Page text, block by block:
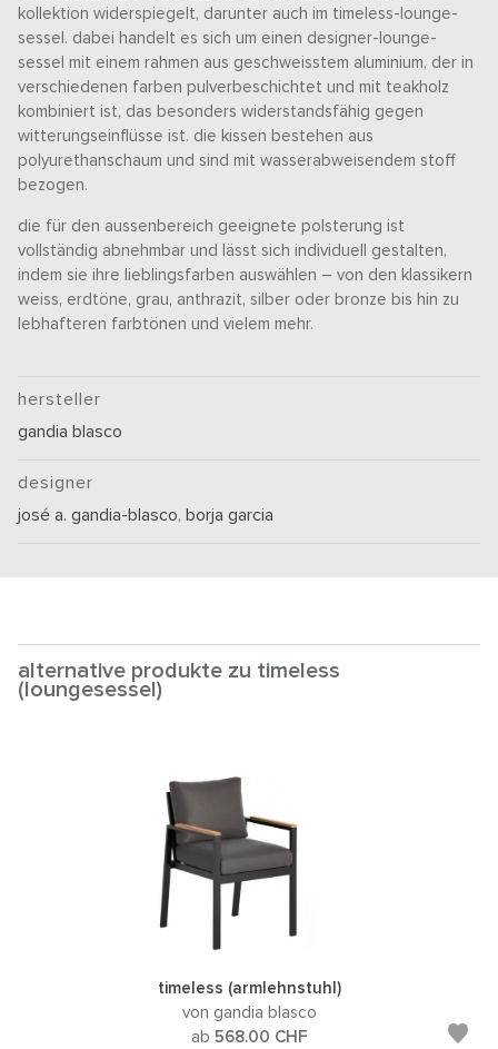
kollektion widerspiegelt, darunter auch im timeless-lounge-
sessel. dabei handelt es sich um einen designer-lounge-
sessel mit einem rahmen aus geschweisstem aluminium, der in
verschiedenen farben pulverbeschichtet und mit teakholz
kombiniert ist, das besonders widerstandsfähig gegen
witterungseinflüsse ist. die kissen bestehen aus
polyurethanschaum und sind mit wasserabweisendem stoff
bezogen.
die für den aussenbereich geeignete polsterung ist
vollständig abnehmbar und lässt sich individuell gestalten,
indem sie ihre lieblingsfarben auswählen – von den klassikern
weiss, erdtöne, grau, anthrazit, silber oder bronze bis hin zu
lebhafteren farbtönen und vielem mehr.
hersteller
gandia blasco
designer
josé a. gandia-blasco, borja garcia
alternative produkte zu timeless
(loungesessel)
timeless (armlehnstuhl)
von gandia blasco
ab 568.00 CHF